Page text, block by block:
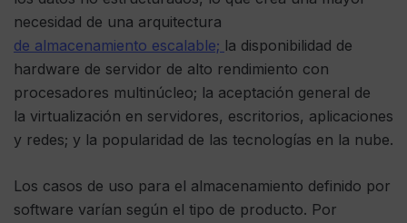
necesidad de una arquitectura
de almacenamiento escalable; la disponibilidad de
hardware de servidor de alto rendimiento con
procesadores multinúcleo; la aceptación general de
la virtualización en servidores, escritorios, aplicaciones
y redes; y la popularidad de las tecnologías en la nube.
Los casos de uso para el almacenamiento definido por
software varían según el tipo de producto. Por